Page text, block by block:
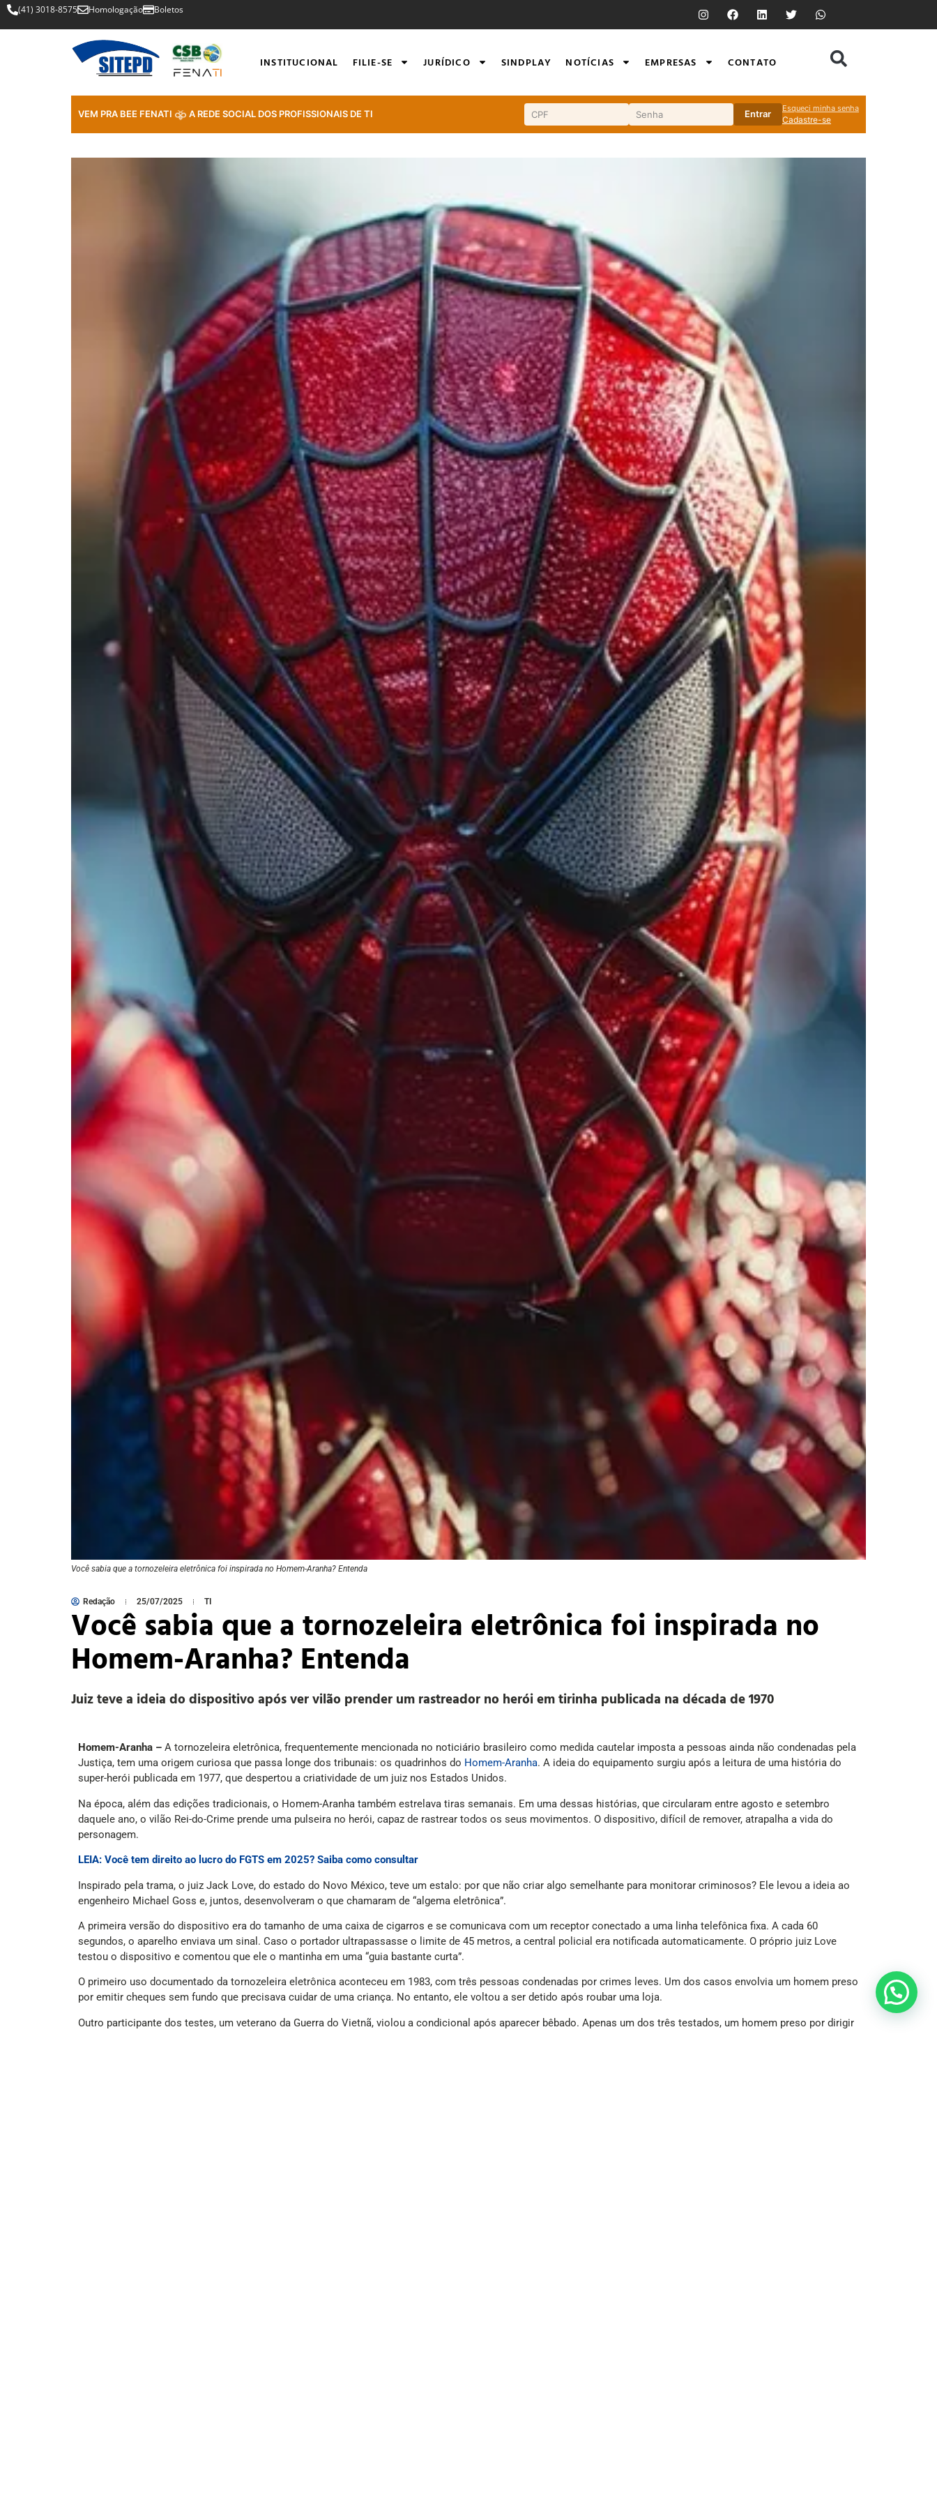
(41) 3018-8575 Homologação Boletos
INSTITUCIONAL FILIE-SE JURÍDICO SINDPLAY NOTÍCIAS EMPRESAS CONTATO
VEM PRA BEE FENATI A REDE SOCIAL DOS PROFISSIONAIS DE TI Entrar
Esqueci minha senha
Cadastre-se
Você sabia que a tornozeleira eletrônica foi inspirada no Homem-Aranha? Entenda
Redação 25/07/2025 TI
Você sabia que a tornozeleira eletrônica foi inspirada no
Homem-Aranha? Entenda
Juiz teve a ideia do dispositivo após ver vilão prender um rastreador no herói em tirinha publicada na década de 1970
Homem-Aranha – A tornozeleira eletrônica, frequentemente mencionada no noticiário brasileiro como medida cautelar imposta a pessoas ainda não condenadas pela
Justiça, tem uma origem curiosa que passa longe dos tribunais: os quadrinhos do Homem-Aranha. A ideia do equipamento surgiu após a leitura de uma história do
super-herói publicada em 1977, que despertou a criatividade de um juiz nos Estados Unidos.
Na época, além das edições tradicionais, o Homem-Aranha também estrelava tiras semanais. Em uma dessas histórias, que circularam entre agosto e setembro
daquele ano, o vilão Rei-do-Crime prende uma pulseira no herói, capaz de rastrear todos os seus movimentos. O dispositivo, difícil de remover, atrapalha a vida do
personagem.
LEIA: Você tem direito ao lucro do FGTS em 2025? Saiba como consultar
Inspirado pela trama, o juiz Jack Love, do estado do Novo México, teve um estalo: por que não criar algo semelhante para monitorar criminosos? Ele levou a ideia ao
engenheiro Michael Goss e, juntos, desenvolveram o que chamaram de “algema eletrônica”.
A primeira versão do dispositivo era do tamanho de uma caixa de cigarros e se comunicava com um receptor conectado a uma linha telefônica fixa. A cada 60
segundos, o aparelho enviava um sinal. Caso o portador ultrapassasse o limite de 45 metros, a central policial era notificada automaticamente. O próprio juiz Love
testou o dispositivo e comentou que ele o mantinha em uma “guia bastante curta”.
O primeiro uso documentado da tornozeleira eletrônica aconteceu em 1983, com três pessoas condenadas por crimes leves. Um dos casos envolvia um homem preso
por emitir cheques sem fundo que precisava cuidar de uma criança. No entanto, ele voltou a ser detido após roubar uma loja.
Outro participante dos testes, um veterano da Guerra do Vietnã, violou a condicional após aparecer bêbado. Apenas um dos três testados, um homem preso por dirigir